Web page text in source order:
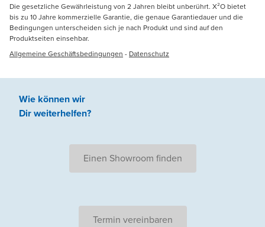
Die gesetzliche Gewährleistung von 2 Jahren bleibt unberührt. X²O bietet
bis zu 10 Jahre kommerzielle Garantie, die genaue Garantiedauer und die
Bedingungen unterscheiden sich je nach Produkt und sind auf den
Produktseiten einsehbar.
Allgemeine Geschäftsbedingungen - Datenschutz
Wie können wir
Dir weiterhelfen?
Einen Showroom finden
Termin vereinbaren